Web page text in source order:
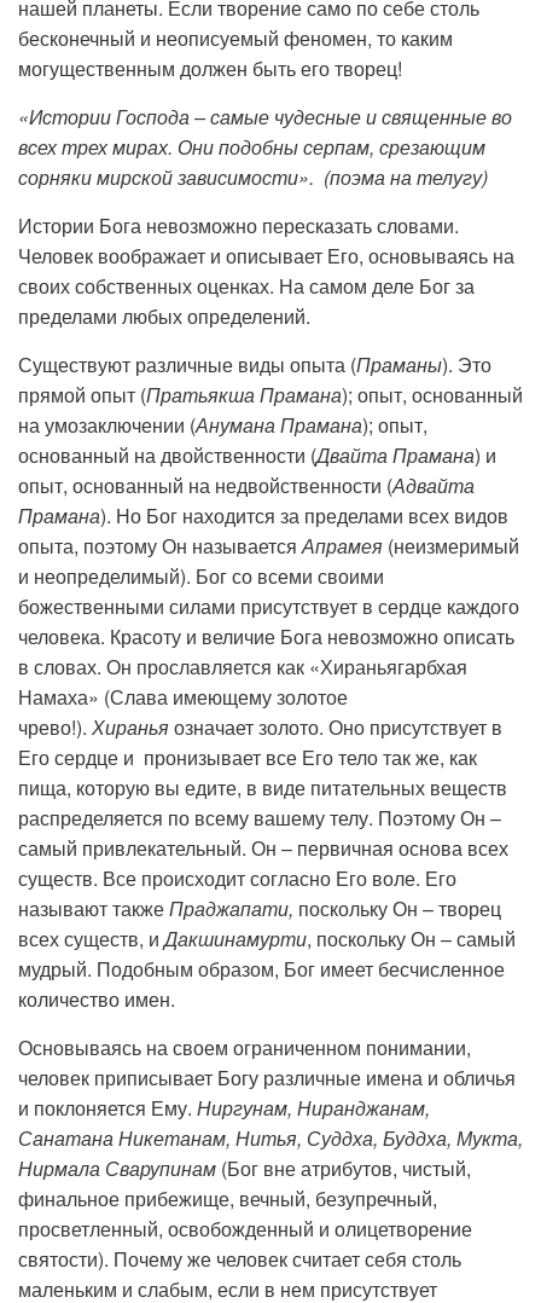
нашей планеты. Если творение само по себе столь
бесконечный и неописуемый феномен, то каким
могущественным должен быть его творец!
«Истории Господа – самые чудесные и священные во
всех трех мирах. Они подобны серпам, срезающим
сорняки мирской зависимости». (поэма на телугу)
Истории Бога невозможно пересказать словами.
Человек воображает и описывает Его, основываясь на
своих собственных оценках. На самом деле Бог за
пределами любых определений.
Существуют различные виды опыта (Праманы). Это
прямой опыт (Пратьякша Прамана); опыт, основанный
на умозаключении (Анумана Прамана); опыт,
основанный на двойственности (Двайта Прамана) и
опыт, основанный на недвойственности (Адвайта
Прамана). Но Бог находится за пределами всех видов
опыта, поэтому Он называетсяАпрамея (неизмеримый
и неопределимый). Бог со всеми своими
божественными силами присутствует в сердце каждого
человека. Красоту и величие Бога невозможно описать
в словах. Он прославляется как «Хираньягарбхая
Намаха» (Слава имеющему золотое
чрево!). Хираньяозначает золото. Оно присутствует в
Его сердце и пронизывает все Его тело так же, как
пища, которую вы едите, в виде питательных веществ
распределяется по всему вашему телу. Поэтому Он –
самый привлекательный. Он – первичная основа всех
существ. Все происходит согласно Его воле. Его
называют такжеПраджапати, поскольку Он – творец
всех существ, иДакшинамурти, поскольку Он – самый
мудрый. Подобным образом, Бог имеет бесчисленное
количество имен.
Основываясь на своем ограниченном понимании,
человек приписывает Богу различные имена и обличья
и поклоняется Ему. Ниргунам, Ниранджанам,
Санатана Никетанам, Нитья, Суддха, Буддха, Мукта,
Нирмала Сварупинам (Бог вне атрибутов, чистый,
финальное прибежище, вечный, безупречный,
просветленный, освобожденный и олицетворение
святости). Почему же человек считает себя столь
маленьким и слабым, если в нем присутствует